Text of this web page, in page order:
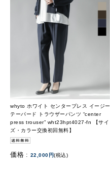
whyto ホワイト センタープレス イージー
テーパード トラウザーパンツ “center
press trouser” wht23hpt4027-fn 【サイ
ズ・カラー交換初回無料】
価格 : 22,000円(税込)